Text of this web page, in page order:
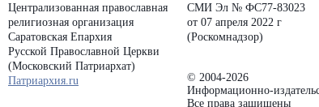
Централизованная православная
религиозная организация
Саратовская Епархия
Русской Православной Церкви
(Московский Патриархат)
Патриархия.ru
СМИ Эл № ФС77-83023
от 07 апреля 2022 г
(Роскомнадзор)
© 2004-2026
Информационно-
Все права защищены